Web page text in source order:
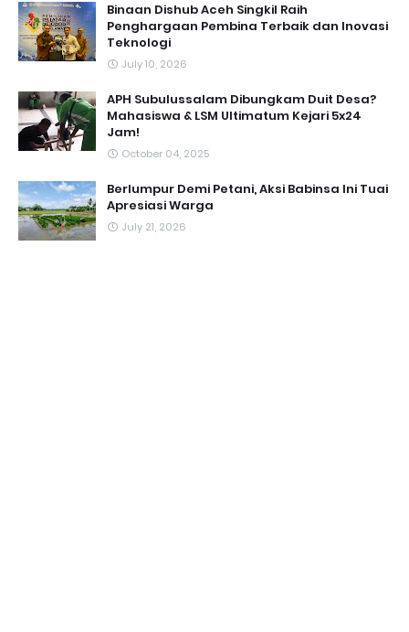
Binaan Dishub Aceh Singkil Raih
Penghargaan Pembina Terbaik dan Inovasi
Teknologi
July 10, 2026
APH Subulussalam Dibungkam Duit Desa?
Mahasiswa & LSM Ultimatum Kejari 5x24
Jam!
October 04, 2025
Berlumpur Demi Petani, Aksi Babinsa Ini Tuai
Apresiasi Warga
July 21, 2026